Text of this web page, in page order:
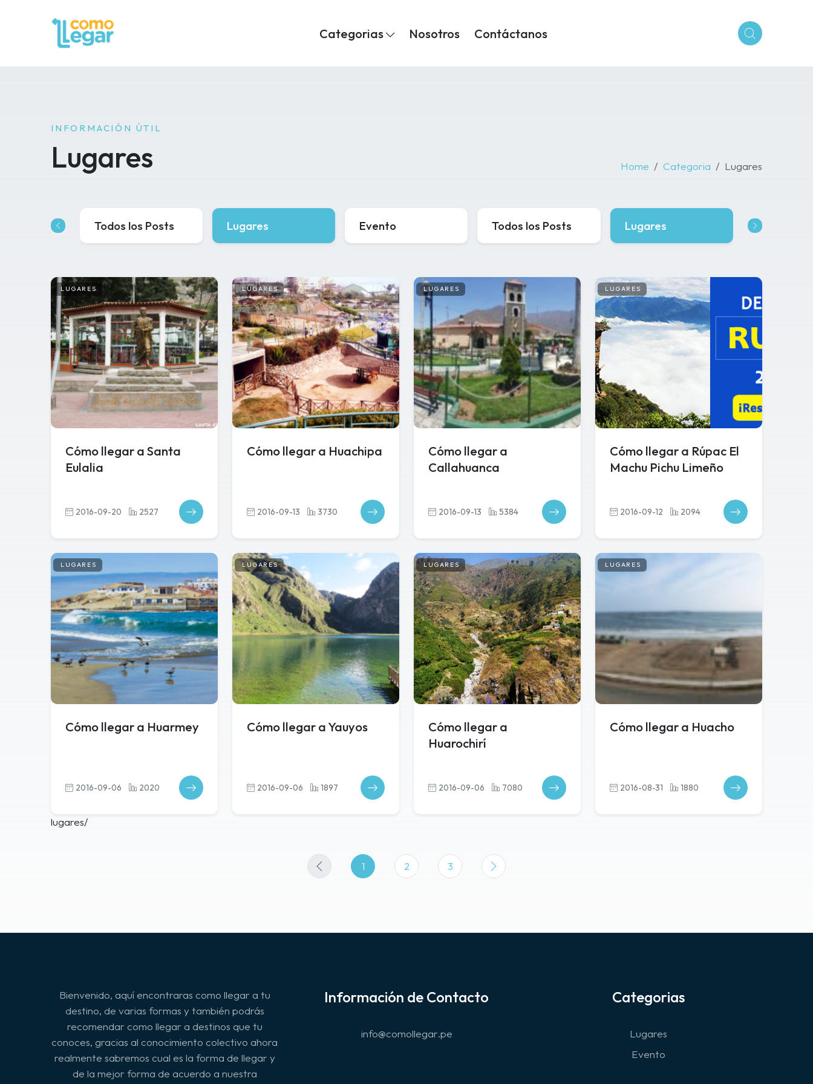
Categorias Nosotros Contáctanos
INFORMACIÓN ÚTIL
Lugares Home Categoria Lugares
Todos los Posts Lugares Evento Todos los Posts Lugares Evento
LUGARES
Cómo llegar a Santa
Eulalia
2016-09-20 2527
LUGARES
Cómo llegar a Huachipa
2016-09-13 3730
LUGARES
Cómo llegar a
Callahuanca
2016-09-13 5384
LUGARES
Cómo llegar a Rúpac El
Machu Pichu Limeño
2016-09-12 2094
LUGARES
Cómo llegar a Huarmey
2016-09-06 2020
LUGARES
Cómo llegar a Yauyos
2016-09-06 1897
LUGARES
Cómo llegar a
Huarochirí
2016-09-06 7080
LUGARES
Cómo llegar a Huacho
2016-08-31 1880
lugares/
1 2 3
Bienvenido, aquí encontraras como llegar a tu
destino, de varias formas y también podrás
recomendar como llegar a destinos que tu
conoces, gracias al conocimiento colectivo ahora
realmente sabremos cual es la forma de llegar y
de la mejor forma de acuerdo a nuestra
Información de Contacto
info@comollegar.pe
Categorias
Lugares
Evento